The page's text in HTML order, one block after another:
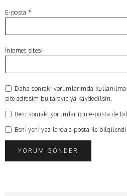
E-posta*
İnternet sitesi
Daha sonraki yorumlarımda
site adresim bu tarayıcıya kaydedilsin.
Beni sonraki yorumlar için e-posta ile
Beni yeni yazılarda e-posta ile